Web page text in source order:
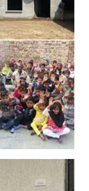
로께 학교 신축
축, 2000만원